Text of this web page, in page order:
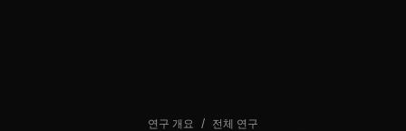
연구 개요 / 전체 연구